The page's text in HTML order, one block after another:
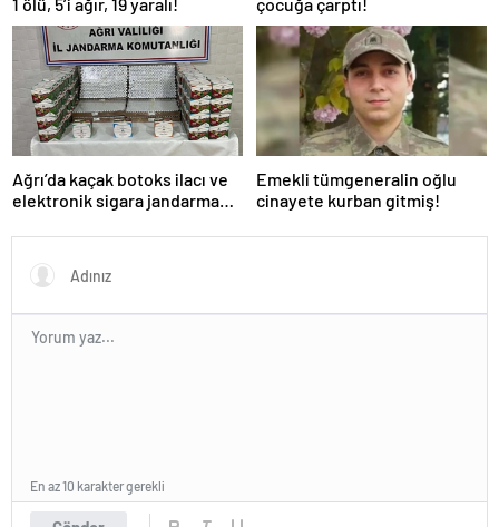
1 ölü, 5’i ağır, 19 yaralı!
çocuğa çarptı!
Ağrı’da kaçak botoks ilacı ve
elektronik sigara jandarma
Emekli tümgeneralin oğlu
cinayete kurban gitmiş!
En az 10 karakter gerekli